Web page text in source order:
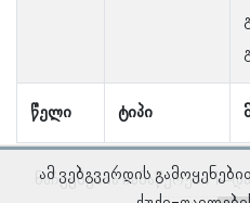
წელი ტიპი
ნაჩვენებია ჩანაწერები
ამ ვებგვერდის